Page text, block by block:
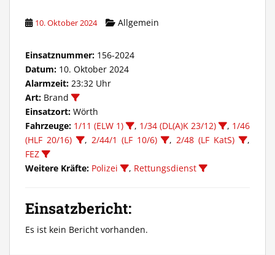
10. Oktober 2024 Allgemein
Einsatznummer: 156-2024
Datum: 10. Oktober 2024
Alarmzeit: 23:32 Uhr
Art: Brand
Einsatzort: Wörth
Fahrzeuge: 1/11 (ELW 1) , 1/34 (DL(A)K 23/12) , 1/46
(HLF 20/16)
, 2/44/1 (LF 10/6) ,2/48 (LF KatS)
,
FEZ
Weitere Kräfte: Polizei , Rettungsdienst
Einsatzbericht:
Es ist kein Bericht vorhanden.